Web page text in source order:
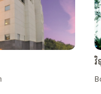
វិ